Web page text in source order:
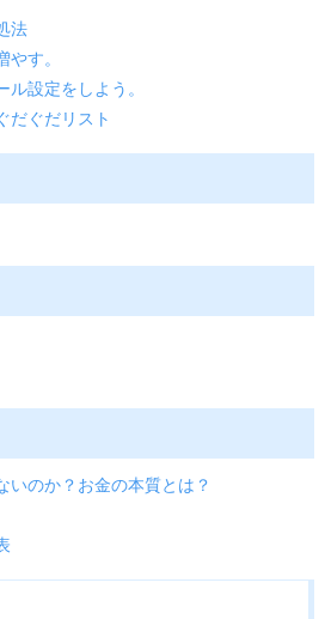
法
す。
ル設定をしよう。
だぐだリスト
いのか？お金の本質とは？